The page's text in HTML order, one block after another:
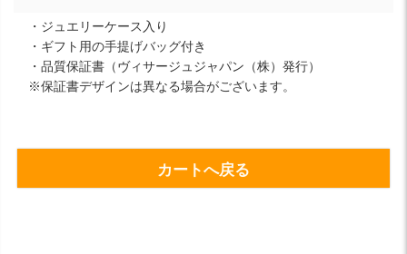
・ジュエリーケース入り
・ギフト用の手提げバッグ付き
・品質保証書（ヴィサージュジャパン（株）発行）
※保証書デザインは異なる場合がございます。
カートへ戻る